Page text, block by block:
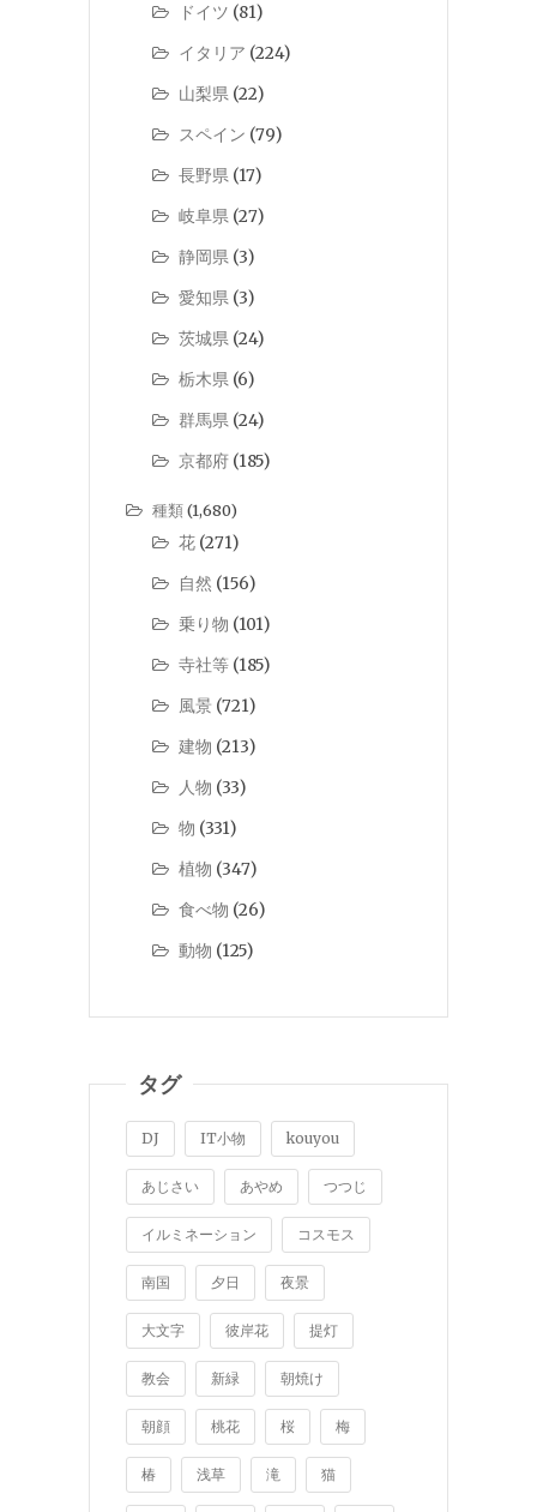
ドイツ (81)
イタリア (224)
山梨県 (22)
スペイン (79)
長野県 (17)
岐阜県 (27)
静岡県 (3)
愛知県 (3)
茨城県 (24)
栃木県 (6)
群馬県 (24)
京都府 (185)
種類(1,680)
花 (271)
自然 (156)
乗り物 (101)
寺社等 (185)
風景 (721)
建物 (213)
人物 (33)
物 (331)
植物 (347)
食べ物 (26)
動物 (125)
タグ
DJ IT小物 kouyou
あじさい あやめ つつじ
イルミネーション コスモス
南国 夕日 夜景
大文字 彼岸花 提灯
教会 新緑 朝焼け
朝顔 桃花 桜 梅
椿 浅草 滝 猫